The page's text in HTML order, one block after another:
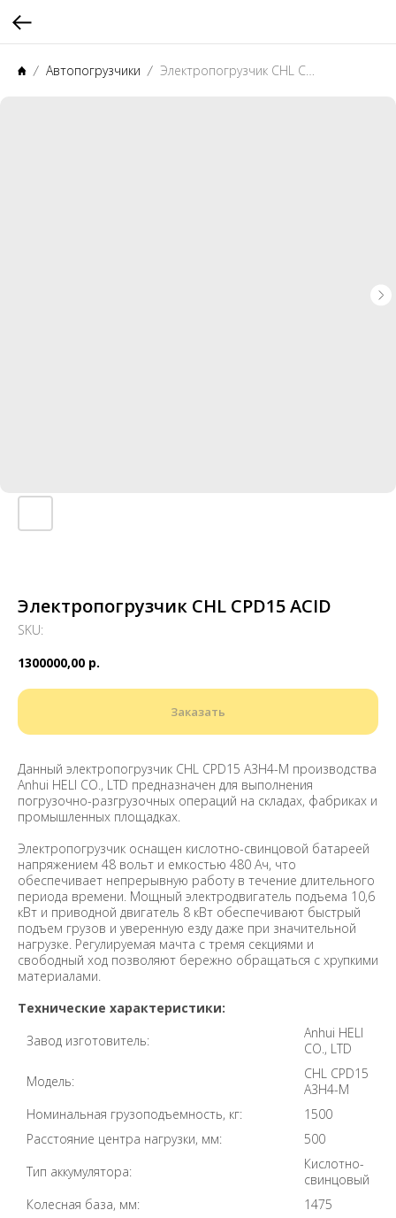
Автопогрузчики Электропогрузчик CHL CPD15 ACID
Электропогрузчик CHL CPD15 ACID
SKU:
1300000,00 р.
Заказать
Данный электропогрузчик CHL CPD15 A3H4-M производства
Anhui HELI CO., LTD предназначен для выполнения
погрузочно-разгрузочных операций на складах, фабриках и
промышленных площадках.
Электропогрузчик оснащен кислотно-свинцовой батареей
напряжением 48 вольт и емкостью 480 Ач, что
обеспечивает непрерывную работу в течение длительного
периода времени. Мощный электродвигатель подъема 10,6
кВт и приводной двигатель 8 кВт обеспечивают быстрый
подъем грузов и уверенную езду даже при значительной
нагрузке. Регулируемая мачта с тремя секциями и
свободный ход позволяют бережно обращаться с хрупкими
материалами.
Технические характеристики:
Завод изготовитель:
Anhui HELI
CO., LTD
Модель:
CHL CPD15
A3H4-M
Номинальная грузоподъемность, кг:
1500
Расстояние центра нагрузки, мм:
500
Тип аккумулятора:
Кислотно-
свинцовый
Колесная база, мм:
1475